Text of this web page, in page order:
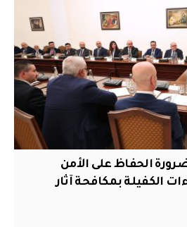
الحفاظ على الأمن
الكفيلة بمكافحة آثار